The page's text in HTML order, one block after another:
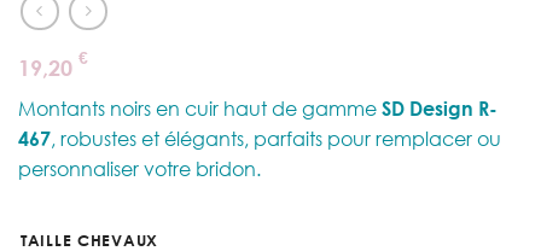
19,20 €
Montants noirs en cuir haut de gamme SD Design R-
467, robustes et élégants, parfaits pour remplacer ou
personnaliser votre bridon.
TAILLE CHEVAUX